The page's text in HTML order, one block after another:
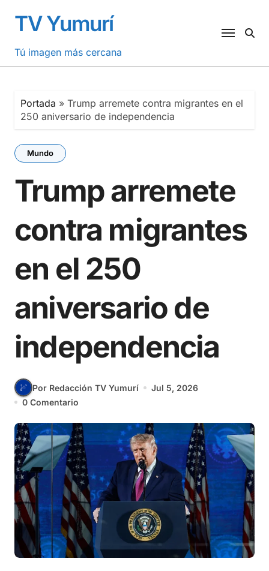
contenido
TV Yumurí
Tú imagen más cercana
Portada » Trump arremete contra migrantes en el
250 aniversario de independencia
Mundo
Trump arremete
contra migrantes
en el 250
aniversario de
independencia
Por Redacción TV Yumurí
Jul 5, 2026
0 Comentario